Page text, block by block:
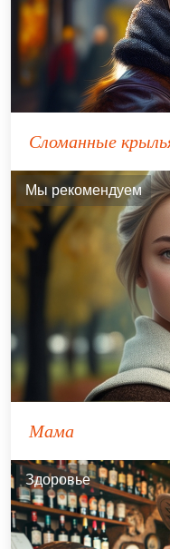
Сломанные
Мы рекомендуем
Мама
Здоровье